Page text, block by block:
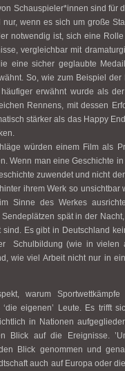
Schauspieler*innen sind für
nur, wenn es sich um große
notwendig ist, sich eine
vergleichbar mit
eine sicher geglaubte
So, wie zum Beispiel
häufiger erwähnt wurde als
Rennens, mit dessen
stärker als das Happy
würden einem Film als
Wenn man eine Geschichte
zuwendet und nicht
ihrem Werk so unsichtbar
Sinne des Werkes
spät in der
Es gibt in Deutschland
Schulbildung (wie in vielen
wie viel Arbeit nicht nur in
warum
eigenen’ Leute. Es trifft
in Nationen
Blick auf die Ereignisse.
Blick genommen und
auch auf Europa oder